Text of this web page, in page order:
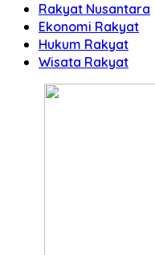
Rakyat Nusantara
Ekonomi Rakyat
Hukum Rakyat
Wisata Rakyat